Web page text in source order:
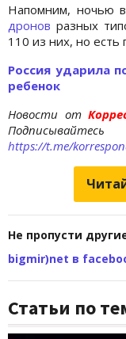
Напомним, ночью
дронов разных
110 из них, но есть
Россия ударила
ребенок
Новости от
https://t.me/
Не пропусти
bigmir)net в
Статьи по